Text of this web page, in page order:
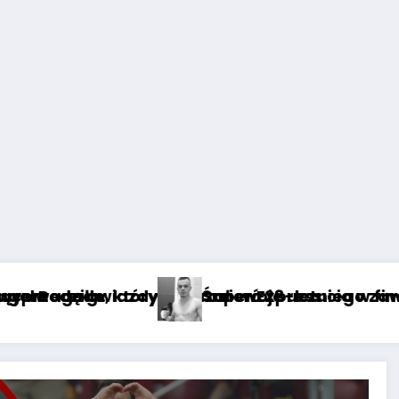
finale Pucharu Polski? [GALERIA]
zawodnika GROMDA: nagły zgon
Wiadomość od
w finale Pucharu Polski? [GALERIA]